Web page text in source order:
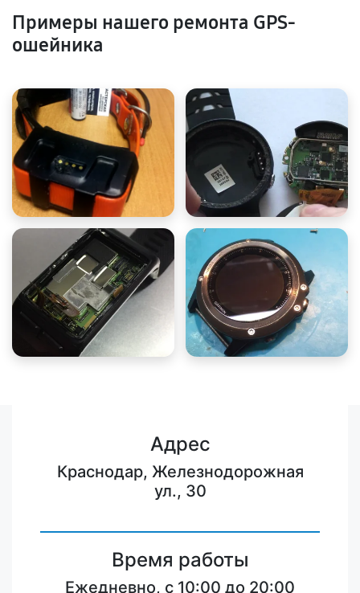
Примеры нашего ремонта GPS-
ошейника
Адрес
Краснодар, Железнодорожная
ул., 30
Время работы
Ежедневно, с 10:00 до 20:00